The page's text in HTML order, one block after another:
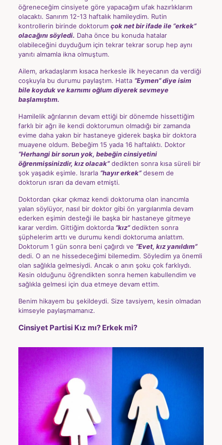
öğreneceğim cinsiyete göre yapacağım ufak hazırlıklarım
olacaktı. Sanırım 12-13 haftalık hamileydim. Rutin
kontrollerin birinde doktorum çok net bir ifade ile “erkek”
olacağını söyledi. Daha önce bu konuda hatalar
olabileceğini duyduğum için tekrar tekrar sorup hep aynı
yanıtı almamla ikna olmuştum.
Ailem, arkadaşlarım kısaca herkesle ilk heyecanın da verdiği
coşkuyla bu durumu paylaştım. Hatta “Eymen” diye isim
bile koyduk ve karnımı oğlum diyerek sevmeye
başlamıştım.
Hamilelik ağrılarının devam ettiği bir dönemde hissettiğim
farklı bir ağrı ile kendi doktorumun olmadığı bir zamanda
evime daha yakın bir hastaneye giderek başka bir doktora
muayene oldum. Bebeğim 15 yada 16 haftalıktı. Doktor
“Herhangi bir sorun yok, bebeğin cinsiyetini
öğrenmişsinizdir, kız olacak”dedikten sonra kısa süreli bir
şok yaşadık eşimle. Israrla “hayır erkek” desem de
doktorun ısrarı da devam etmişti.
Doktordan çıkar çıkmaz kendi doktoruma olan inancımla
yalan söylüyor, nasıl bir doktor gibi ön yargılarımla devam
ederken eşimin desteği ile başka bir hastaneye gitmeye
karar verdim. Gittiğim doktorda“kız”dedikten sonra
şüphelerim arttı ve durumu kendi doktoruma anlattım.
Doktorum 1 gün sonra beni çağırdı ve “Evet, kız yanıldım”
dedi. O an ne hissedeceğimi bilemedim. Söyledim ya önemli
olan sağlıkla gelmesiydi. Ancak o anın şoku çok farklıydı.
Kesin olduğunu öğrendikten sonra hemen kabullendim ve
sağlıkla gelmesi için dua etmeye devam ettim.
Benim hikayem bu şekildeydi. Size tavsiyem, kesin olmadan
kimseyle paylaşmamanız.
Cinsiyet Partisi Kız mı? Erkek mi?